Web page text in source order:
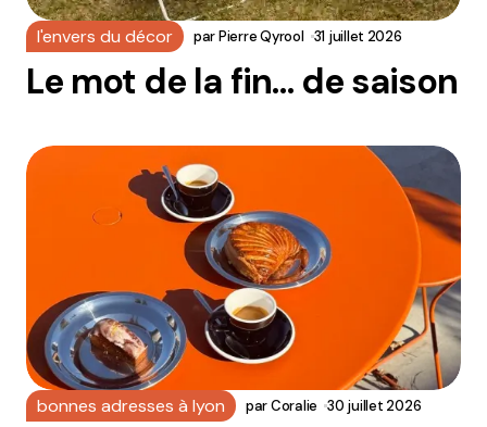
l'envers du décor parPierre Qyrool 31 juillet 2026
Le mot de la fin… de saison
bonnes adresses à lyon parCoralie 30 juillet 2026